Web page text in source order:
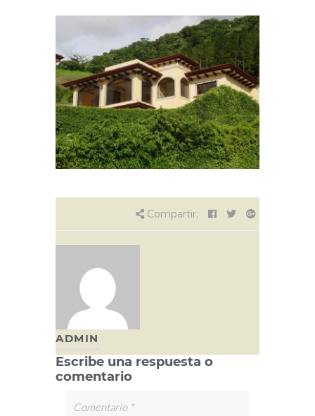
Compartir:
ADMIN
Escribe una respuesta o
comentario